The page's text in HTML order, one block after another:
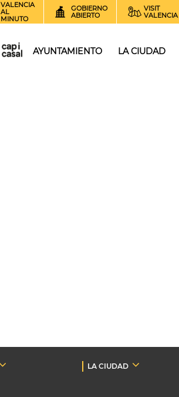
VALENCIA
AL
MINUTO
GOBIERNO
ABIERTO
VISIT
VALENCIA
AYUNTAMIENTO LA CIUDAD
LA CIUDAD